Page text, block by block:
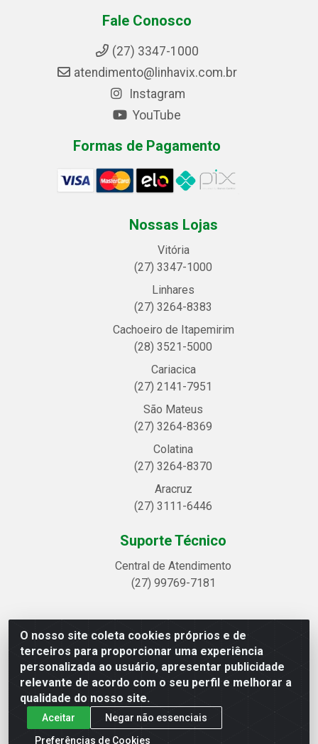
O nosso site coleta cookies próprios e de
terceiros para proporcionar uma experiência
personalizada ao usuário, apresentar publicidade
relevante de acordo com o seu perfil e melhorar a
qualidade do nosso site.
Aceitar
Negar não essenciais
Preferências de Cookies
Fale Conosco
(27) 3347-1000
atendimento@linhavix.com.br
Instagram
YouTube
Formas de Pagamento
Nossas Lojas
Vitória
(27) 3347-1000
Linhares
(27) 3264-8383
Cachoeiro de Itapemirim
(28) 3521-5000
Cariacica
(27) 2141-7951
São Mateus
(27) 3264-8369
Colatina
(27) 3264-8370
Aracruz
(27) 3111-6446
Suporte Técnico
Central de Atendimento
(27) 99769-7181
Linhavix Distribuidora LTDA - Avenida Alegre, 2521 -
Quadra314 Lote 05 e 07 - Shell, Linhares/ES - CEP
29.901-605 - CNPJ 20.857.514/0001-75